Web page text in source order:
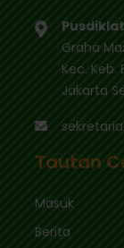
Graha
Kec. Keb.
Jakarta
Tautan
Masuk
Berita